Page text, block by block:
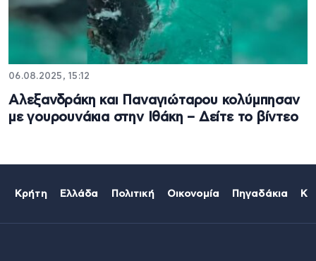
06.08.2025, 15:12
Αλεξανδράκη και Παναγιώταρου κολύμπησαν
με γουρουνάκια στην Ιθάκη – Δείτε το βίντεο
Κρήτη Ελλάδα Πολιτική Οικονομία Πηγαδάκια